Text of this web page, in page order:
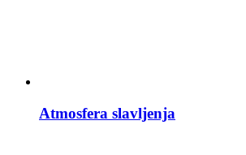
Atmosfera slavljenja